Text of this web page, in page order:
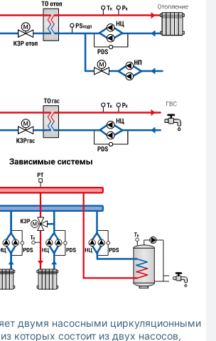
двумя насосными циркуляционными
которых состоит из двух насосов,